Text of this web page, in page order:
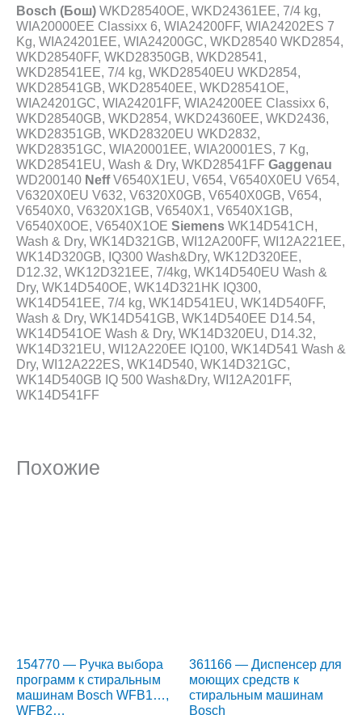
Bosch (Бош) WKD28540OE, WKD24361EE, 7/4 kg,
WIA20000EE Classixx 6, WIA24200FF, WIA24202ES 7
Kg, WIA24201EE, WIA24200GC, WKD28540 WKD2854,
WKD28540FF, WKD28350GB, WKD28541,
WKD28541EE, 7/4 kg, WKD28540EU WKD2854,
WKD28541GB, WKD28540EE, WKD28541OE,
WIA24201GC, WIA24201FF, WIA24200EE Classixx 6,
WKD28540GB, WKD2854, WKD24360EE, WKD2436,
WKD28351GB, WKD28320EU WKD2832,
WKD28351GC, WIA20001EE, WIA20001ES, 7 Kg,
WKD28541EU, Wash & Dry, WKD28541FF Gaggenau
WD200140 Neff V6540X1EU, V654, V6540X0EU V654,
V6320X0EU V632, V6320X0GB, V6540X0GB, V654,
V6540X0, V6320X1GB, V6540X1, V6540X1GB,
V6540X0OE, V6540X1OE Siemens WK14D541CH,
Wash & Dry, WK14D321GB, WI12A200FF, WI12A221EE,
WK14D320GB, IQ300 Wash&Dry, WK12D320EE,
D12.32, WK12D321EE, 7/4kg, WK14D540EU Wash &
Dry, WK14D540OE, WK14D321HK IQ300,
WK14D541EE, 7/4 kg, WK14D541EU, WK14D540FF,
Wash & Dry, WK14D541GB, WK14D540EE D14.54,
WK14D541OE Wash & Dry, WK14D320EU, D14.32,
WK14D321EU, WI12A220EE IQ100, WK14D541 Wash &
Dry, WI12A222ES, WK14D540, WK14D321GC,
WK14D540GB IQ 500 Wash&Dry, WI12A201FF,
WK14D541FF
Похожие
154770 — Ручка выбора
программ к стиральным
машинам Bosch WFB1…,
WFB2…
361166 — Диспенсер для
моющих средств к
стиральным машинам
Bosch